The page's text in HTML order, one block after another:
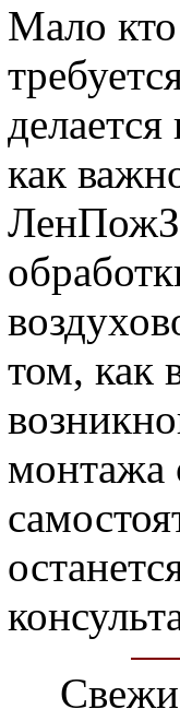
Мало
как
том, как
монтажа